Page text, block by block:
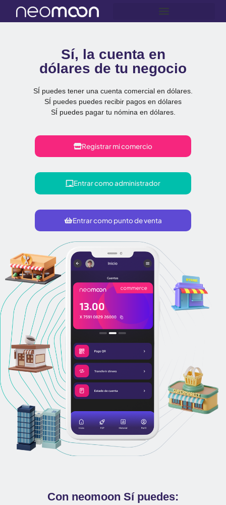
Sí, la cuenta en
dólares de tu negocio
SÍ puedes tener una cuenta comercial en dólares.
SÍ puedes puedes recibir pagos en dólares
SÍ puedes pagar tu nómina en dólares.
Registrar mi comercio
Entrar como administrador
Entrar como punto de venta
Con neomoon Sí puedes: